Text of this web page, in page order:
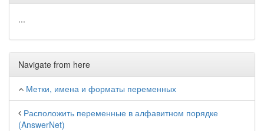
...
Navigate from here
Метки, имена и форматы переменных
Расположить переменные в алфавитном порядке
(AnswerNet)